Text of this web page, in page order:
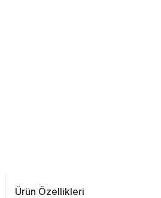
Ürün Özellikleri